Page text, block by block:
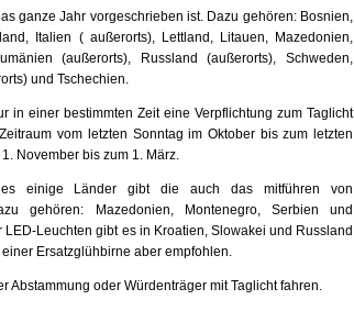
ganze Jahr vorgeschrieben ist. Dazu gehören: Bosnien,
Italien ( außerorts), Lettland, Litauen, Mazedonien,
(außerorts), Russland (außerorts), Schweden,
und Tschechien.
in einer bestimmten Zeit eine Verpflichtung zum Taglicht
vom letzten Sonntag im Oktober bis zum letzten
November bis zum 1. März.
einige Länder gibt die auch das mitführen von
gehören: Mazedonien, Montenegro, Serbien und
Leuchten gibt es in Kroatien, Slowakei und Russland
Ersatzglühbirne aber empfohlen.
Abstammung oder Würdenträger mit Taglicht fahren.